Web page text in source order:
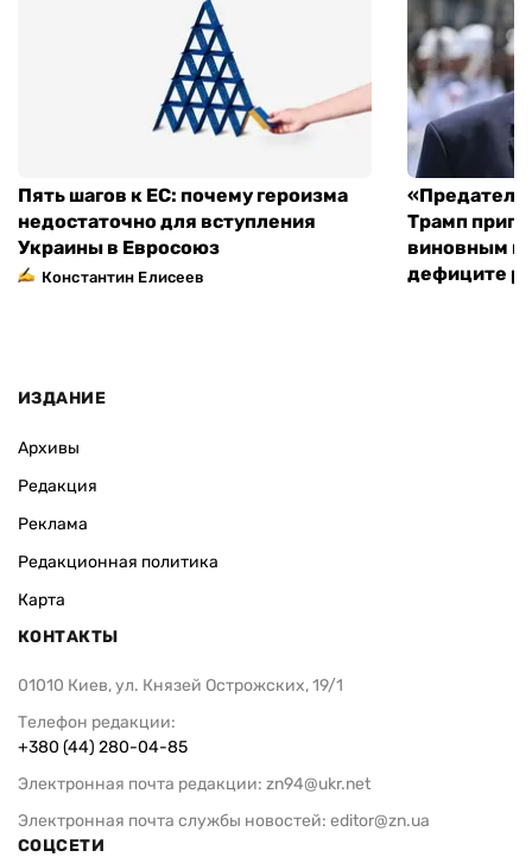
Пять шагов к ЕС: почему героизма
недостаточно для вступления
Украины в Евросоюз
Константин Елисеев
Трамп
виновным в
дефиците
ИЗДАНИЕ
Архивы
Редакция
Реклама
Редакционная политика
Карта
КОНТАКТЫ
01010 Киев, ул. Князей Острожских, 19/1
Телефон редакции:
+380 (44) 280-04-85
Электронная почта редакции: zn94@ukr.net
Электронная почта службы новостей: editor@zn.ua
СОЦСЕТИ